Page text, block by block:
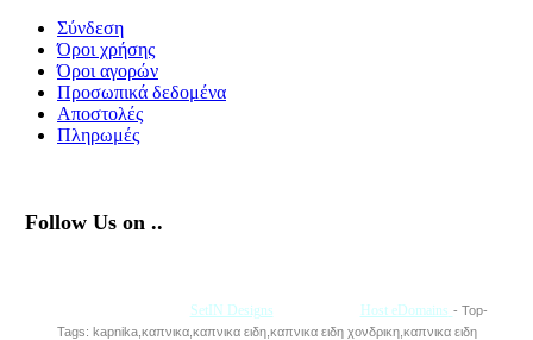
Σύνδεση
Όροι χρήσης
Όροι αγορών
Προσωπικά δεδομένα
Αποστολές
Πληρωμές
Follow Us on ..
SetIN Designs Host eDomains - Top-
Tags: kapnika,καπνικα,καπνικα ειδη,καπνικα ειδη χονδρικη,καπνικα ειδη